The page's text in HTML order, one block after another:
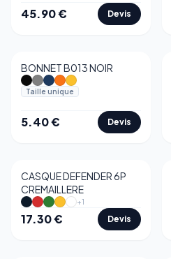
45.90€ Devis
BONNET B013 NOIR
Taille unique
5.40€ Devis
CASQUE DEFENDER 6P
CREMAILLERE
+1
17.30€ Devis